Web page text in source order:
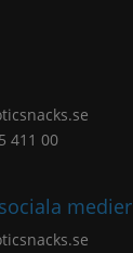
411 00
medier